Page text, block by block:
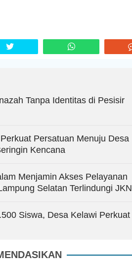
Tanpa Identitas di Pesisir
Persatuan Menuju Desa
Kencana
Menjamin Akses Pelayanan
Selatan Terlindungi JKN
Siswa, Desa Kelawi Perkuat